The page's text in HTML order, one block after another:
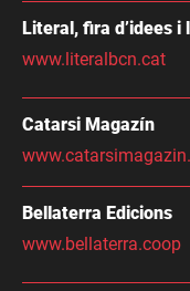
Literal, fira d’idees i
www.literalbcn.cat
Catarsi Magazín
Bellaterra Edicions
www.bellaterra.coop